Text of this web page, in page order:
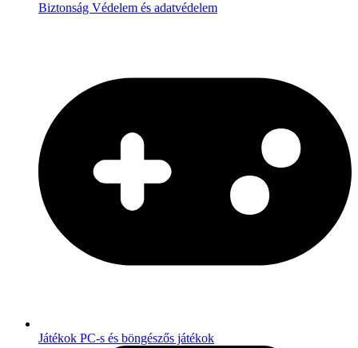
Biztonság Védelem és adatvédelem
Játékok PC-s és böngészős játékok